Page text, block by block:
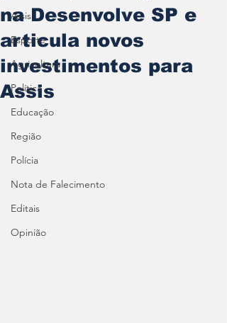
Assis
Esporte
Agricultura
Política
Educação
Região
Polícia
Nota de Falecimento
Editais
Opinião
na Desenvolve SP e
articula novos
investimentos para
Assis